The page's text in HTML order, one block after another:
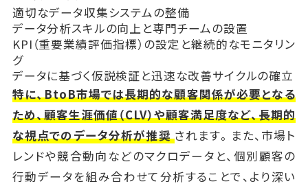
適切なデータ収集システムの整備
データ分析スキルの向上と専門チームの設置
KPI（重要業績評価指標）の設定と継続的なモニタリン
グ
データに基づく仮説検証と迅速な改善サイクルの確立
特に、BtoB市場では長期的な顧客関係が必要となる
ため、顧客生涯価値（CLV）や顧客満足度など、長期的
な視点でのデータ分析が推奨されます。また、市場ト
レンドや競合動向などのマクロデータと、個別顧客の
行動データを組み合わせて分析することで、より深い